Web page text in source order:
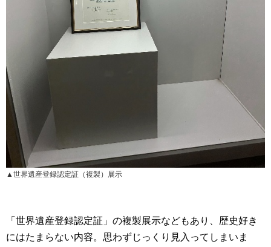
▲世界遺産登録認定証（複製）展示
「世界遺産登録認定証」の複製展示などもあり、歴史好き
にはたまらない内容。思わずじっくり見入ってしまいま